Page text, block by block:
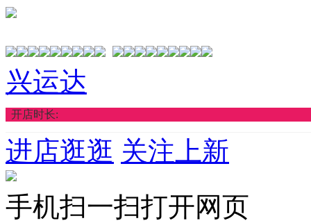
兴运达
开店时长:
进店逛逛 关注上新
手机扫一扫打开网页